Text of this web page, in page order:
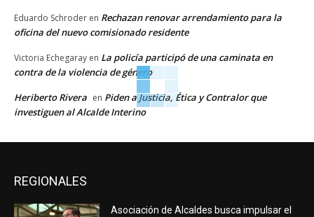
Eduardo Schroder en Rechazan renovar arrendamiento para la
oficina del nuevo comisionado residente
Victoria Echegaray en La policía participó de una caminata en
contra de la violencia de género
Heriberto Rivera en Piden a Justicia, Ética y Contralor que
investiguen al Alcalde Interino
REGIONALES
Asociación de Alcaldes busca impulsar el